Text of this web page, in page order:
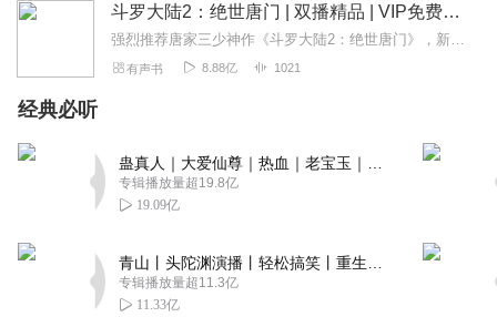
2022-08-31
白落九落
回复
如梦芊苏_忆月_蓉蓉
斗罗大陆，我最喜欢了，太好听了，不错，王者王者
卫三我是你骚粉啊
斗罗大陆2：绝世唐门 | 双播精品 | VIP免费有声小说
强烈推荐唐家三少神作《斗罗大陆2：绝世唐门》，新一代史莱克七怪续写唐门传奇！百万年魂兽，手握日月摘星辰的死灵圣法神，导致唐门衰落的全新魂导器。一切的神奇都将一...
有声书 8.88亿 1021
经典必听
专辑播放量超19.8亿
19.09亿
专辑播放量超11.3亿
11.33亿